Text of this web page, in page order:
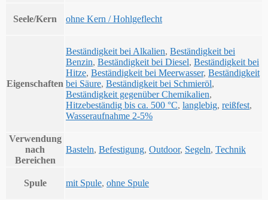
Seele/Kern ohne Kern / Hohlgeflecht
Eigenschaften
Beständigkeit bei Alkalien, Beständigkeit bei
Benzin, Beständigkeit bei Diesel, Beständigkeit bei
Hitze, Beständigkeit bei Meerwasser, Beständigkeit
bei Säure, Beständigkeit bei Schmieröl,
Beständigkeit gegenüber Chemikalien,
Hitzebeständig bis ca. 500 °C, langlebig, reißfest,
Wasseraufnahme 2-5%
Verwendung
nach
Bereichen
Basteln, Befestigung, Outdoor, Segeln, Technik
Spule mit Spule, ohne Spule